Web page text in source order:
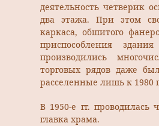
деятельность четверик
два этажа. При этом
каркаса, обшитого
приспособления
производились
торговых рядов даже
расселенные лишь к 1980
В 1950-е гг. проводилась
главка храма.